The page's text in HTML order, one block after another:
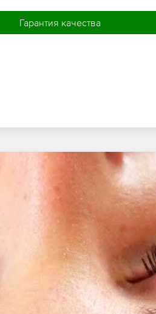
Гарантия качества